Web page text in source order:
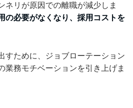
ネリが原因での離職が減少しま
の必要がなくなり、採用コストを
すために、ジョブローテーション
業務モチベーションを引き上げま